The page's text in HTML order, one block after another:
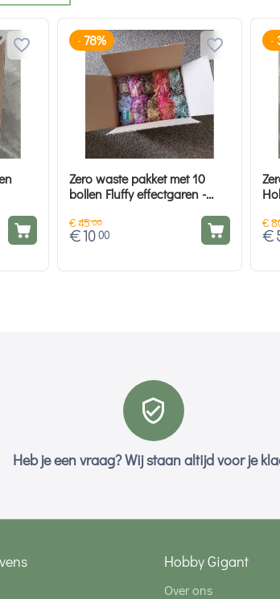
- 78%
Zero waste pakket met 10
bollen Fluffy effectgaren -
€45 00
€10 00
-
€
€
Heb je een vraag? Wij staan altijd voor je
Hobby Gigant
Over ons